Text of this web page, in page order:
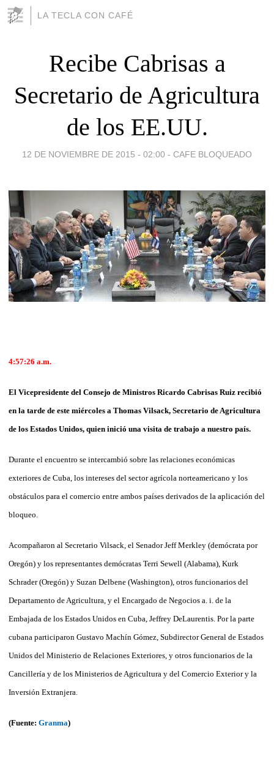
LA TECLA CON CAFÉ
Recibe Cabrisas a
Secretario de Agricultura
de los EE.UU.
12 DE NOVIEMBRE DE 2015 - 02:00 - CAFE BLOQUEADO
4:57:26 a.m.
El Vicepresidente del Consejo de Ministros Ricardo Cabrisas Ruiz recibió
en la tarde de este miércoles a Thomas Vilsack, Secretario de Agricultura
de los Estados Unidos, quien inició una visita de trabajo a nuestro país.
Durante el encuentro se intercambió sobre las relaciones económicas
exteriores de Cuba, los intereses del sector agrícola norteamericano y los
obstáculos para el comercio entre ambos países derivados de la aplicación del
bloqueo.
Acompañaron al Secretario Vilsack, el Sena­dor Jeff Merkley (demócrata por
Oregón) y los representantes demócratas Terri Sewell (Ala­bama), Kurk
Schrader (Oregón) y Suzan Delbene (Washington), otros funcionarios del
Departamento de Agricultura, y el En­cargado de Negocios a. i. de la
Embajada de los Estados Unidos en Cuba, Jeffrey DeLau­rentis. Por la parte
cubana participaron Gus­tavo Machín Gómez, Subdirector General de Estados
Unidos del Ministerio de Relaciones Exteriores, y otros funcionarios de la
Cancillería y de los Ministerios de Agricultura y del Comercio Exterior y la
Inversión Extranjera.
(Fuente: Granma)